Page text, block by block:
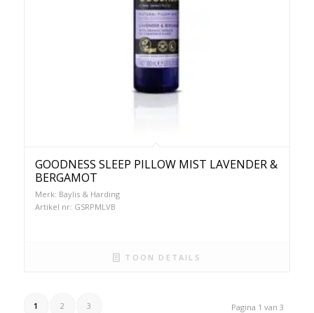
GOODNESS SLEEP PILLOW MIST LAVENDER &
BERGAMOT
Merk: Baylis & Harding
Artikel nr: GSRPMLVB
TOON DETAILS
Pagina 1 van 3
1 2 3